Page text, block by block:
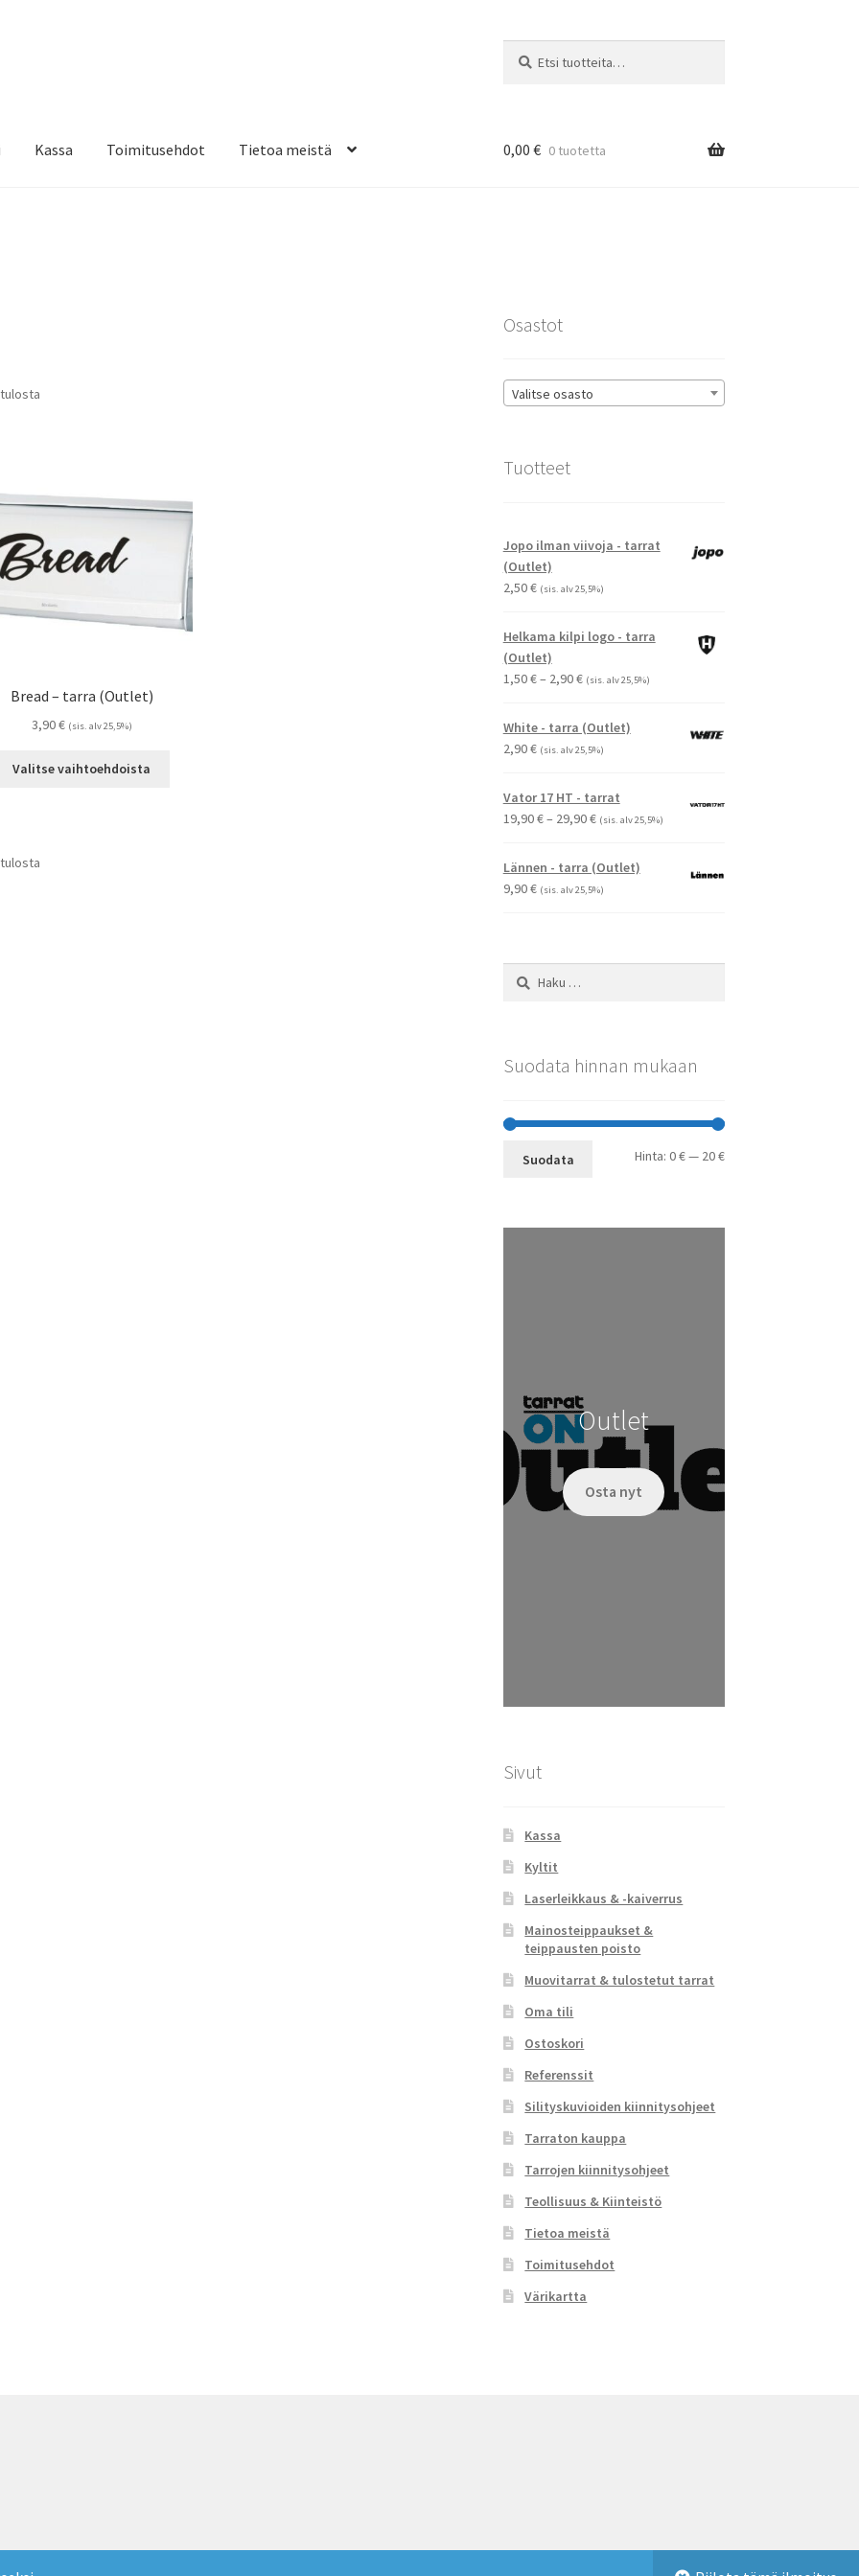
Kassa Toimitusehdot Tietoa meistä 0,00 € 0 tuotetta
Bread – tarra (Outlet)
3,90€ (sis. alv 25,5%)
Valitse vaihtoehdoista
Osastot
Valitse osasto
Tuotteet
Jopo ilman viivoja - tarrat
(Outlet)
2,50€ (sis. alv 25,5%)
Helkama kilpi logo - tarra
(Outlet)
1,50€– 2,90€Hintaluokka:
-
(sis. alv 25,5%)
White - tarra (Outlet)
2,90€ (sis. alv 25,5%)
Vator 17 HT - tarrat
19,90€– 29,90€Hintaluokka:
-
(sis. alv 25,5%)
Lännen - tarra (Outlet)
9,90€ (sis. alv 25,5%)
Haku:
Suodata hinnan mukaan
Minimihinta
Maksimihinta
Suodata Hinta: 0 €— 20 €
Outlet
Osta nyt
Sivut
Kassa
Kyltit
Laserleikkaus & -kaiverrus
Mainosteippaukset &
teippausten poisto
Muovitarrat & tulostetut tarrat
Oma tili
Ostoskori
Referenssit
Silityskuvioiden kiinnitysohjeet
Tarraton kauppa
Tarrojen kiinnitysohjeet
Teollisuus & Kiinteistö
Tietoa meistä
Toimitusehdot
Värikartta